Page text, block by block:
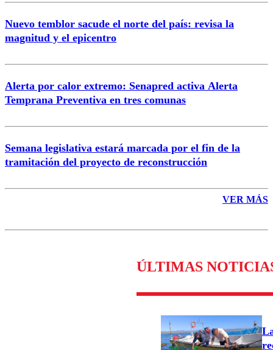
Nuevo temblor sacude el norte del país: revisa la
magnitud y el epicentro
Alerta por calor extremo: Senapred activa Alerta
Temprana Preventiva en tres comunas
Semana legislativa estará marcada por el fin de la
tramitación del proyecto de reconstrucción
VER MÁS
ÚLTIMAS